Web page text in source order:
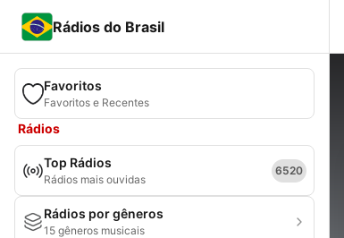
Rádios do Brasil
Favoritos
Favoritos e Recentes
Rádios
Top Rádios
Rádios mais ouvidas
6520
Rádios por gêneros
15 gêneros musicais